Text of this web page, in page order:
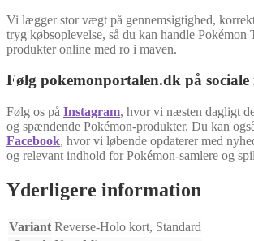
Vi lægger stor vægt på gennemsigtighed,
tryg købsoplevelse, så du kan handle Pokémon
produkter online med ro i maven.
Følg pokemonportalen.dk på sociale
Følg os på Instagram, hvor vi næsten dagligt
og spændende Pokémon-produkter. Du kan
Facebook, hvor vi løbende opdaterer med
og relevant indhold for Pokémon-samlere og
Yderligere information
Variant Reverse-Holo kort, Standard